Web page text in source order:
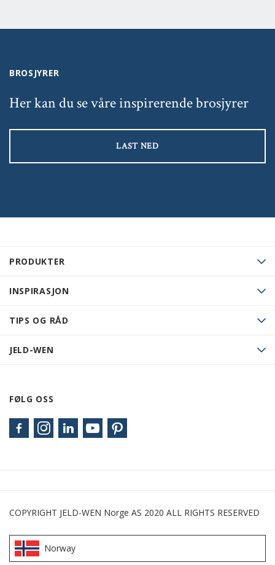
PRODUKTER
INSPIRASJON
TIPS OG RÅD
JELD-WEN
FØLG OSS
BROSJYRER
Her kan du se våre inspirerende brosjyrer
LAST NED
COPYRIGHT JELD-WEN Norge AS 2020 ALL RIGHTS RESERVED
Norway